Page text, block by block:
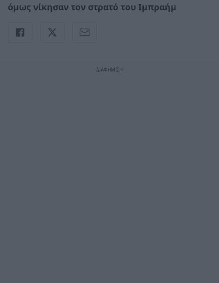
όμως νίκησαν τον στρατό του Ιμπραήμ